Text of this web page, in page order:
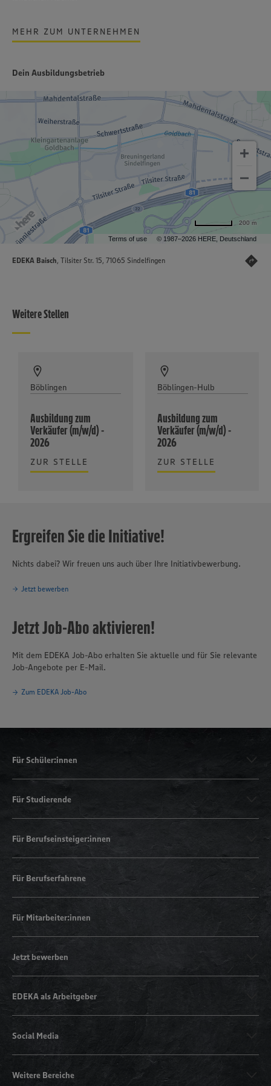
MEHR ZUM UNTERNEHMEN
Dein Ausbildungsbetrieb
Terms of use © 1987–2026 HERE, Deutschland
200 m
EDEKA Baisch, Tilsiter Str. 15, 71065 Sindelfingen
Weitere Stellen
Böblingen
Ausbildung zum
Verkäufer (m/w/d) -
2026
ZUR STELLE
Böblingen-Hulb
Ausbildung zum
Verkäufer (m/w/d) -
2026
ZUR STELLE
Ergreifen Sie die Initiative!
Nichts dabei? Wir freuen uns auch über Ihre Initiativbewerbung.
Jetzt bewerben
Jetzt Job-Abo aktivieren!
Mit dem EDEKA Job-Abo erhalten Sie aktuelle und für Sie relevante
Job-Angebote per E-Mail.
Zum EDEKA Job-Abo
Für Schüler:innen
Für Studierende
Für Berufseinsteiger:innen
Für Berufserfahrene
Für Mitarbeiter:innen
Jetzt bewerben
EDEKA als Arbeitgeber
Social Media
Weitere Bereiche